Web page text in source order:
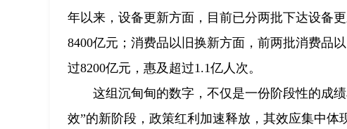
年以来，设备更新方面，目前已分两批下达设备
8400亿元；消费品以旧换新方面，前两批消费品
过8200亿元，惠及超过1.1亿人次。
这组沉甸甸的数字，不仅是一份阶段性的成
效”的新阶段，政策红利加速释放，其效应集中体